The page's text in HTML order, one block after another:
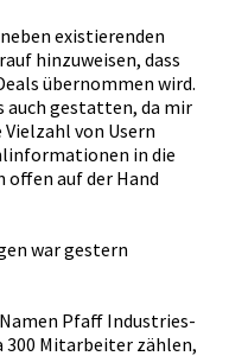
existieren­den
hinzuweise­n, dass
übernommen­ wird.
auch gestatten,­ da mir
von Usern
in die
auf der Hand
war gestern
Pfaff Industries­
300 Mitarbeite­r zählen,